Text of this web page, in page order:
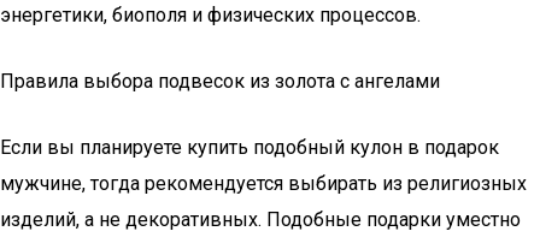
энергетики, биополя и физических процессов.
Правила выбора подвесок из золота с ангелами
Если вы планируете купить подобный кулон в подарок
мужчине, тогда рекомендуется выбирать из религиозных
изделий, а не декоративных. Подобные подарки уместно